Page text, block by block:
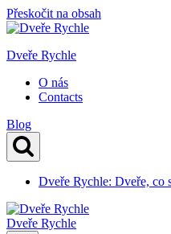
Přeskočit na obsah
Dveře Rychle
O nás
Contacts
Blog
Dveře Rychle: Dveře, co
Dveře Rychle